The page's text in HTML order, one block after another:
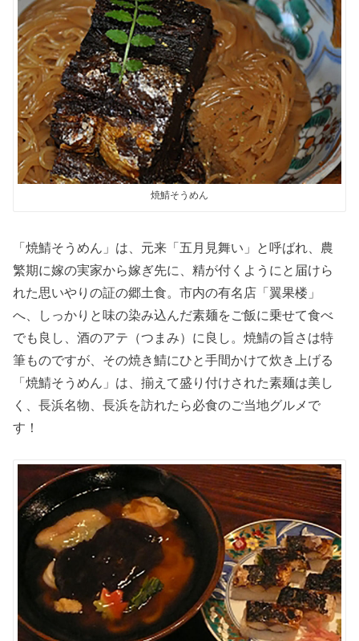
焼鯖そうめん
「焼鯖そうめん」は、元来「五月見舞い」と呼ばれ、農
繁期に嫁の実家から嫁ぎ先に、精が付くようにと届けら
れた思いやりの証の郷土食。市内の有名店「翼果楼」
へ、しっかりと味の染み込んだ素麺をご飯に乗せて食べ
でも良し、酒のアテ（つまみ）に良し。焼鯖の旨さは特
筆ものですが、その焼き鯖にひと手間かけて炊き上げる
「焼鯖そうめん」は、揃えて盛り付けされた素麺は美し
く、長浜名物、長浜を訪れたら必食のご当地グルメで
す！